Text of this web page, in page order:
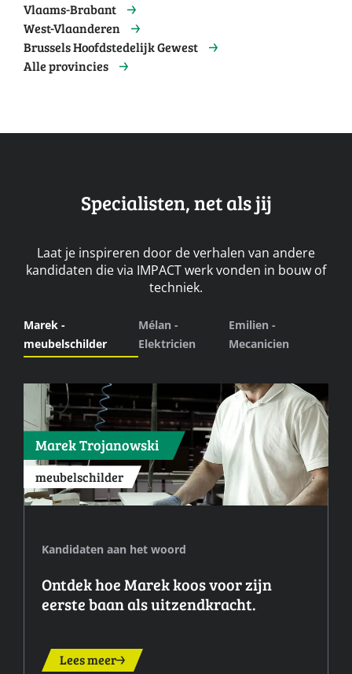
Vlaams-Brabant
West-Vlaanderen
Brussels Hoofdstedelijk Gewest
Alle provincies
Specialisten, net als jij
Laat je inspireren door de verhalen van andere
kandidaten die via IMPACT werk vonden in bouw of
techniek.
Marek Trojanowski
meubelschilder
Kandidaten aan het woord
Ontdek hoe Marek koos voor zijn
eerste baan als uitzendkracht.
Lees meer
Marek -
meubelschilder
Mélan -
Elektricien
Emilien -
Mecanicien